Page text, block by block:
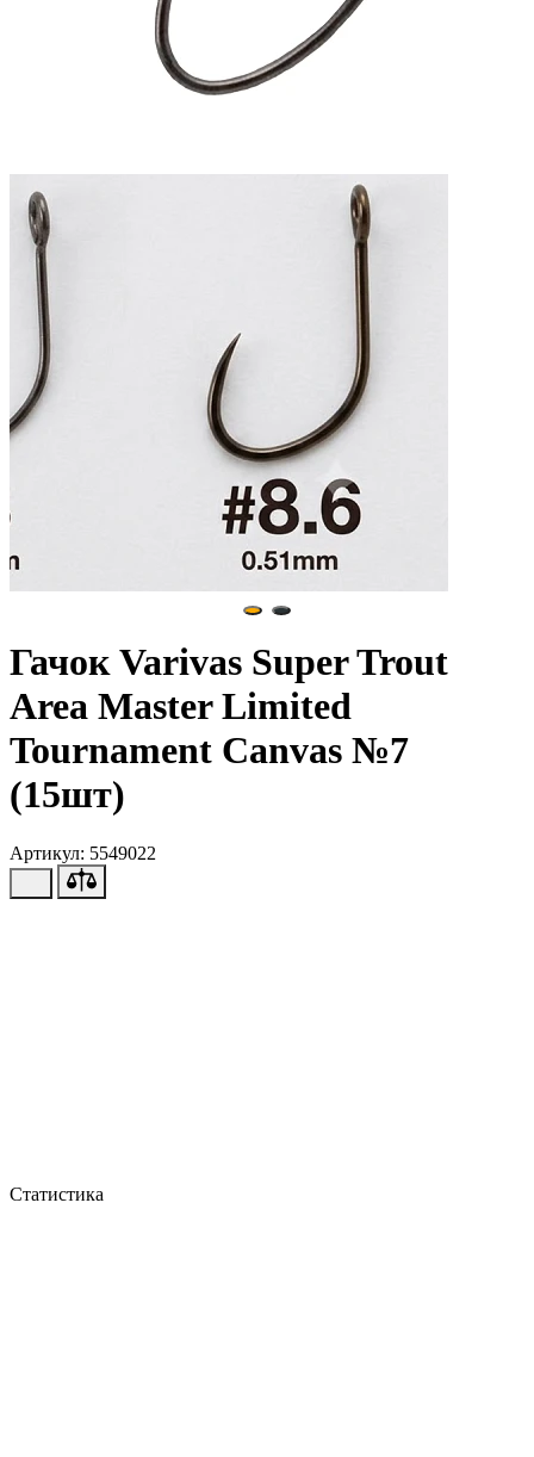
Гачок Varivas Super Trout
Area Master Limited
Tournament Canvas №7
(15шт)
Артикул: 5549022
Статистика